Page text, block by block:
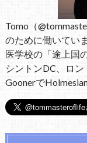
Tomo（
のために働いてい
医学校の「途上国
シントンDC、ロン
Goonerで